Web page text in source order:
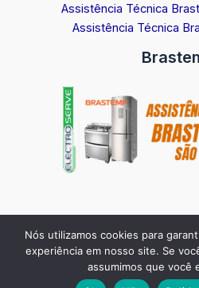
Assistência Técnica
Assistência Técnica
Copyright © 2026 Assistência
Agendamento Brastemp Via
Nós utilizamos cookies para
experiência em nosso site. Se
assumimos que você